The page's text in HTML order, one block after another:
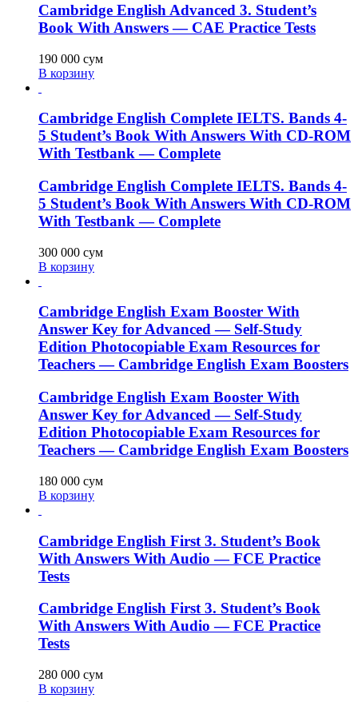
Cambridge English Advanced 3. Student’s
Book With Answers — CAE Practice Tests
190 000 сум
В корзину
Cambridge English Complete IELTS. Bands 4-
5 Student’s Book With Answers With CD-ROM
With Testbank — Complete
Cambridge English Complete IELTS. Bands 4-
5 Student’s Book With Answers With CD-ROM
With Testbank — Complete
300 000 сум
В корзину
Cambridge English Exam Booster With
Answer Key for Advanced — Self-Study
Edition Photocopiable Exam Resources for
Teachers — Cambridge English Exam Boosters
Cambridge English Exam Booster With
Answer Key for Advanced — Self-Study
Edition Photocopiable Exam Resources for
Teachers — Cambridge English Exam Boosters
180 000 сум
В корзину
Cambridge English First 3. Student’s Book
With Answers With Audio — FCE Practice
Tests
Cambridge English First 3. Student’s Book
With Answers With Audio — FCE Practice
Tests
280 000 сум
В корзину